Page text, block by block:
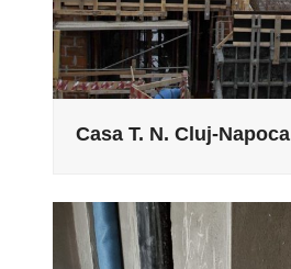
Casa T. N. Cluj-Napoca